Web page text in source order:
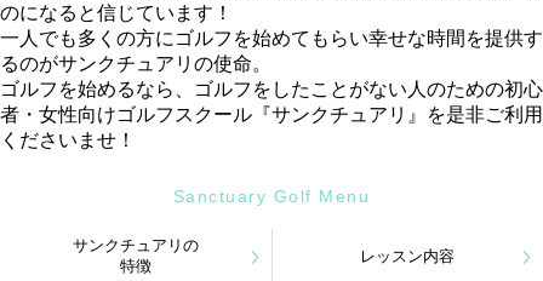
のになると信じています！
一人でも多くの方にゴルフを始めてもらい幸せな時間を提供す
るのがサンクチュアリの使命。
ゴルフを始めるなら、ゴルフをしたことがない人のための初心
者・女性向けゴルフスクール『サンクチュアリ』を是非ご利用
くださいませ！
Sanctuary Golf Menu
サンクチュアリの
特徴
レッスン内容